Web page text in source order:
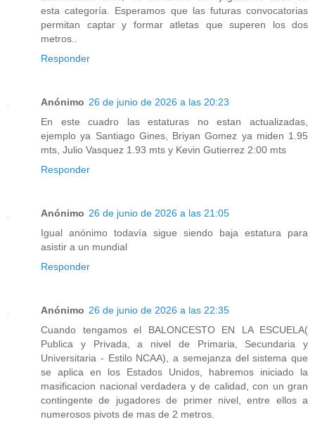
esta categoría. Esperamos que las futuras convocatorias
permitan captar y formar atletas que superen los dos
metros..
Responder
Anónimo 26 de junio de 2026 a las 20:23
En este cuadro las estaturas no estan actualizadas,
ejemplo ya Santiago Gines, Briyan Gomez ya miden 1.95
mts, Julio Vasquez 1.93 mts y Kevin Gutierrez 2:00 mts
Responder
Anónimo 26 de junio de 2026 a las 21:05
Igual anónimo todavía sigue siendo baja estatura para
asistir a un mundial
Responder
Anónimo 26 de junio de 2026 a las 22:35
Cuando tengamos el BALONCESTO EN LA ESCUELA(
Publica y Privada, a nivel de Primaria, Secundaria y
Universitaria - Estilo NCAA), a semejanza del sistema que
se aplica en los Estados Unidos, habremos iniciado la
masificacion nacional verdadera y de calidad, con un gran
contingente de jugadores de primer nivel, entre ellos a
numerosos pivots de mas de 2 metros.